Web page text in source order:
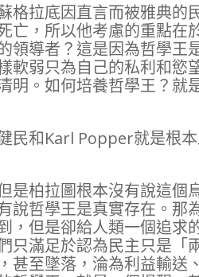
拉底因直言而被雅典的
亡，所以他考慮的重點在
領導者？這是因為哲學王
軟弱只為自己的私利和慾
明。如何培養哲學王？就
民和Karl Popper就是根
是柏拉圖根本沒有說這個
說哲學王是真實存在。那
，但是卻給人類一個追求
只滿足於認為民主只是「
甚至墜落，淪為利益輸送